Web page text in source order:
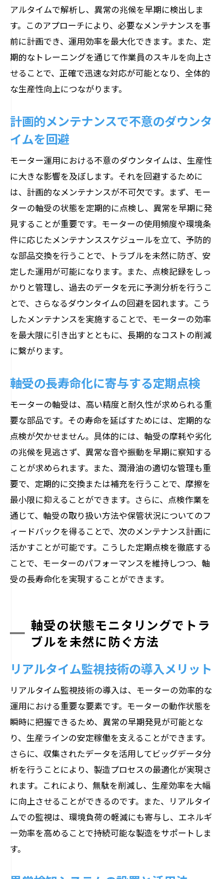
アルタイムで解析し、異常の兆候を早期に検出しま
す。このアプローチにより、必要なメンテナンスを事
前に計画でき、運用効率を最大化できます。また、定
期的なトレーニングを通じて作業員のスキルを向上さ
せることで、正確で迅速な対応が可能となり、全体的
な生産性向上につながります。
計画的メンテナンスで不意のダウンタ
イムを回避
モーター運用における不意のダウンタイムは、生産性
に大きな影響を及ぼします。それを回避するために
は、計画的なメンテナンスが不可欠です。まず、モー
ターの軸受の状態を定期的に点検し、異常を早期に発
見することが重要です。モーターの使用頻度や環境条
件に応じたメンテナンススケジュールを立て、予防的
な部品交換を行うことで、トラブルを未然に防ぎ、安
定した運用が可能になります。また、点検記録をしっ
かりと管理し、過去のデータを元に予測分析を行うこ
とで、さらなるダウンタイムの回避を図れます。こう
したメンテナンスを実施することで、モーターの効率
を最大限に引き出すとともに、長期的なコストの削減
に繋がります。
軸受の長寿命化に寄与する定期点検
モーターの軸受は、高い精度と耐久性が求められる重
要な部品です。その寿命を延ばすためには、定期的な
点検が欠かせません。具体的には、軸受の摩耗や劣化
の兆候を見逃さず、異常な音や振動を早期に察知する
ことが求められます。また、潤滑油の適切な管理も重
要で、定期的に交換または補充を行うことで、摩擦を
最小限に抑えることができます。さらに、点検作業を
通じて、軸受の取り扱い方法や保管状況についてのフ
ィードバックを得ることで、次のメンテナンス計画に
活かすことが可能です。こうした定期点検を徹底する
ことで、モーターのパフォーマンスを維持しつつ、軸
受の長寿命化を実現することができます。
軸受の状態モニタリングでトラ
ブルを未然に防ぐ方法
リアルタイム監視技術の導入メリット
リアルタイム監視技術の導入は、モーターの効率的な
運用における重要な要素です。モーターの動作状態を
瞬時に把握できるため、異常の早期発見が可能とな
り、生産ラインの安定稼働を支えることができます。
さらに、収集されたデータを活用してビッグデータ分
析を行うことにより、製造プロセスの最適化が実現さ
れます。これにより、無駄を削減し、生産効率を大幅
に向上させることができるのです。また、リアルタイ
ムでの監視は、環境負荷の軽減にも寄与し、エネルギ
ー効率を高めることで持続可能な製造をサポートしま
す。